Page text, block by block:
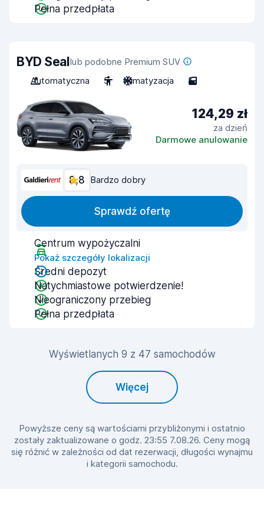
Pełna przedpłata
BYD Seallub podobne Premium SUV
Automatyczna
5 Klimatyzacja 5
124,29 zł
za dzień
Darmowe anulowanie
8,8 Bardzo dobry
Sprawdź ofertę
Centrum wypożyczalni
Pokaż szczegóły lokalizacji
Średni depozyt
Natychmiastowe potwierdzenie!
Nieograniczony przebieg
Pełna przedpłata
Wyświetlanych 9 z 47 samochodów
Więcej
Powyższe ceny są wartościami przybliżonymi i ostatnio
zostały zaktualizowane o godz. 23:55 7.08.26. Ceny mogą
się różnić w zależności od dat rezerwacji, długości wynajmu
i kategorii samochodu.